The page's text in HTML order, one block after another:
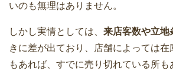
いのも無理はありません。
しかし実情としては、 来店客数や立地
きに差が出ており、店舗によっては
もあれば、すでに売り切れている所